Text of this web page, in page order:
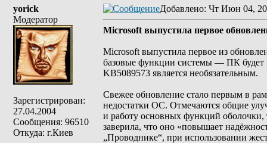
yorick
Модератор
Зарегистрирован:
27.04.2004
Сообщения: 96510
Откуда: г.Киев
Добавлено: Чт Июн 04,
Microsoft выпустила первое
Microsoft выпустила первое из
базовые функции системы — ПК будет
KB5089573 является необязательным.
Свежее обновление стало первым в
недостатки ОС. Отмечаются общие
и работу основных функций
заверила, что оно «повышает
„Проводнике“, при использовании